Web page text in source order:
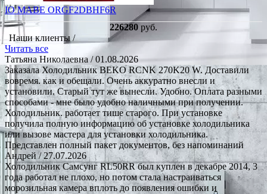
IO MABE ORGF2DBHF6R
226280 руб.
Наши клиенты /
Читать все
Татьяна Николаевна/ 01.08.2026
Заказала Холодильник BEKO RCNK 270K20 W. Доставили
вовремя. как и обещали. Очень аккуратно внесли и
установили. Старый тут же вынесли. Удобно. Оплата разными
способами - мне было удобно наличными при получении.
Холодильник. работает тише старого. При установке
получила полную информацию об установке холодильника
или вызове мастера для установки холодильника.
Представлен полный пакет документов, без напоминаний
Андрей/ 27.07.2026
Холодильник Самсунг RL50RR был куплен в декабре 2014, 3
года работал не плохо, но потом стала настраиваться
морозильная камера вплоть до появления ошибки и